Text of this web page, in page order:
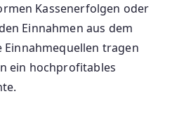
Kassenerfolgen oder
Einnahmen aus dem
Einnahmequellen tragen
ein hochprofitables